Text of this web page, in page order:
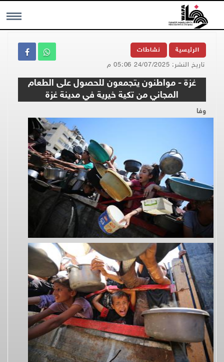
MENU الرئيسية نشاطات
تاريخ النشر: 24/07/2025 05:06 م
غزة - مواطنون يتجمعون للحصول على الطعام
المجاني من تكية خيرية في مدينة غزة
وفا